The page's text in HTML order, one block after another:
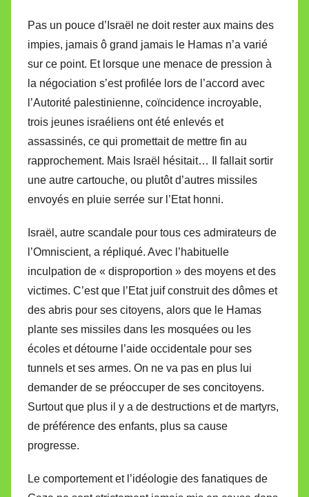
Pas un pouce d’Israël ne doit rester aux mains des
impies, jamais ô grand jamais le Hamas n’a varié
sur ce point. Et lorsque une menace de pression à
la négociation s’est profilée lors de l’accord avec
l’Autorité palestinienne, coïncidence incroyable,
trois jeunes israéliens ont été enlevés et
assassinés, ce qui promettait de mettre fin au
rapprochement. Mais Israël hésitait… Il fallait sortir
une autre cartouche, ou plutôt d’autres missiles
envoyés en pluie serrée sur l’Etat honni.
Israël, autre scandale pour tous ces admirateurs de
l’Omniscient, a répliqué. Avec l’habituelle
inculpation de « disproportion » des moyens et des
victimes. C’est que l’Etat juif construit des dômes et
des abris pour ses citoyens, alors que le Hamas
plante ses missiles dans les mosquées ou les
écoles et détourne l’aide occidentale pour ses
tunnels et ses armes. On ne va pas en plus lui
demander de se préoccuper de ses concitoyens.
Surtout que plus il y a de destructions et de martyrs,
de préférence des enfants, plus sa cause
progresse.
Le comportement et l’idéologie des fanatiques de